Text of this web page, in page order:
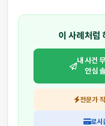
이 사례처럼
내 사건
안심
전문가
로시